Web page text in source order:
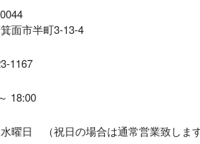
面市半町3-13-4
1167
18:00
曜日 （祝日の場合は通常営業致します